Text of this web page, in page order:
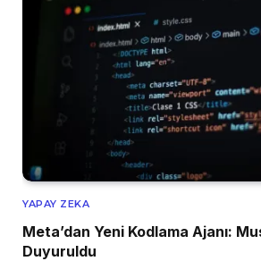
YAPAY ZEKA
Meta’dan Yeni Kodlama Ajanı:
Duyuruldu